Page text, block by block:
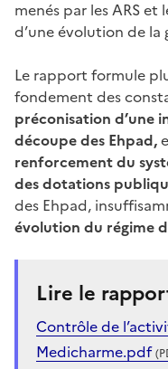
menés par les ARS
d’une évolution de la
Le rapport formule
fondement des
préconisation d’une
découpe des Ehpad,
renforcement du
des dotations
des Ehpad,
évolution du régime
Lire le
Contrôle de
Medicharme.pdf